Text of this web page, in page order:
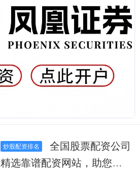
炒股配资排名
全国股票配资公司
精选靠谱配资网站，助您稳